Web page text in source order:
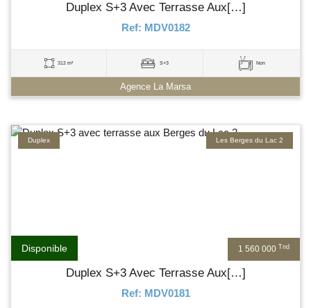
Duplex S+3 Avec Terrasse Aux[…]
Ref: MDV0182
312 m² S+3 Non
Agence La Marsa
1 560 000 Tnd
Disponible
Les Berges du Lac 2
Duplex
Duplex S+3 Avec Terrasse Aux[…]
Ref: MDV0181